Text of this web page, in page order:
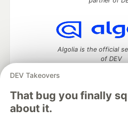
DEV Takeovers
That bug you finally
about it.
Algolia is the official
of DEV
DEV Community